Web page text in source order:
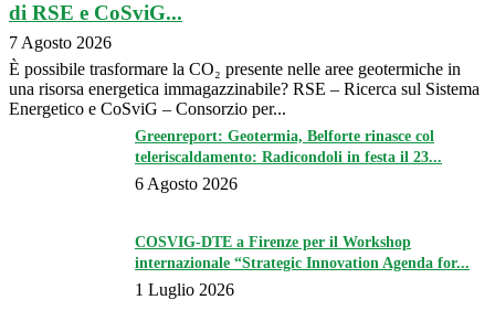
di RSE e CoSviG...
7 Agosto 2026
È possibile trasformare la CO₂ presente nelle aree geotermiche in
una risorsa energetica immagazzinabile? RSE – Ricerca sul Sistema
Energetico e CoSviG – Consorzio per...
Greenreport: Geotermia, Belforte rinasce col
teleriscaldamento: Radicondoli in festa il 23...
6 Agosto 2026
COSVIG-DTE a Firenze per il Workshop
internazionale “Strategic Innovation Agenda for...
1 Luglio 2026